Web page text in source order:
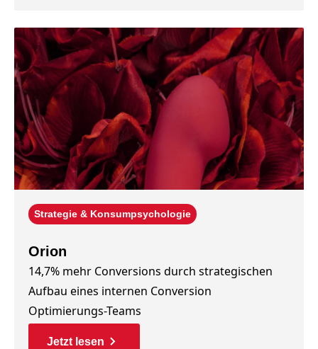
Strategie & Konsumpsychologie
Orion
14,7% mehr Conversions durch strategischen
Aufbau eines internen Conversion
Optimierungs-Teams
Jetzt lesen